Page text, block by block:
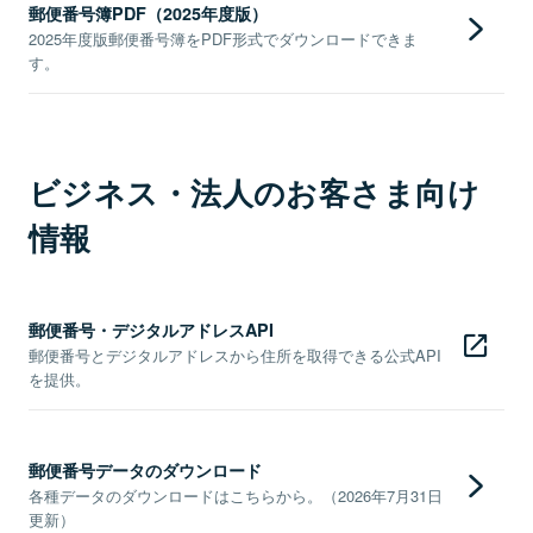
郵便番号簿PDF（2025年度版）
2025年度版郵便番号簿をPDF形式でダウンロードできま
す。
ビジネス・法人のお客さま向け
情報
郵便番号・デジタルアドレスAPI
郵便番号とデジタルアドレスから住所を取得できる公式API
を提供。
郵便番号データのダウンロード
各種データのダウンロードはこちらから。（2026年7月31日
更新）